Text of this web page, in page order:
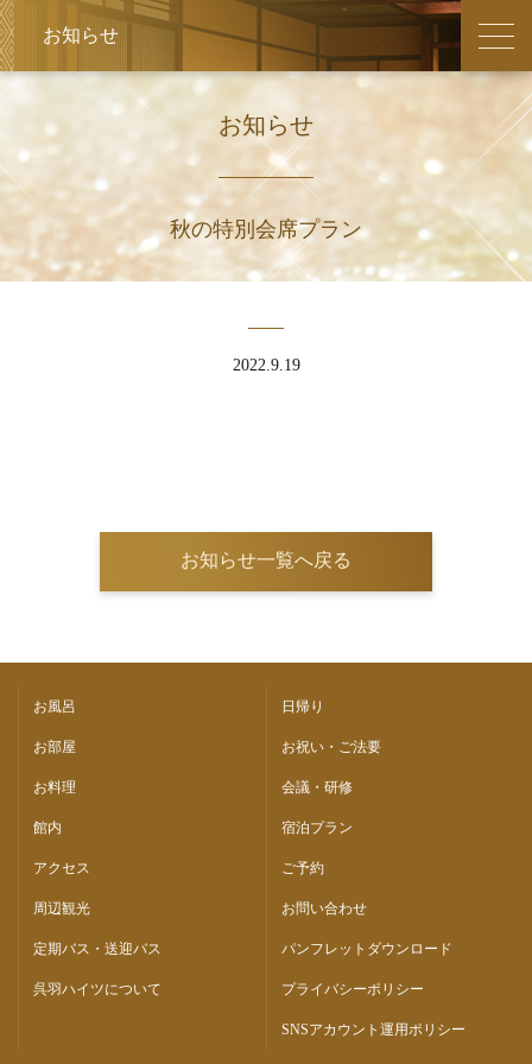
周辺観光
日帰り
会議・研修
お祝い・ご法要
宿泊プラン
お知らせ
秋の特別会席プラン
2022.9.19
お知らせ一覧へ戻る
お風呂
お部屋
お料理
館内
日帰り
お祝い・ご法要
会議・研修
宿泊プラン
アクセス
周辺観光
定期バス・送迎バス
呉羽ハイツについて
ご予約
お問い合わせ
パンフレットダウンロード
プライバシーポリシー
SNSアカウント運用ポリシー